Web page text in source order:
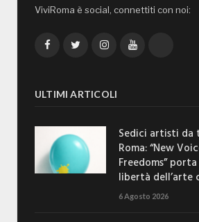
ViviRoma è social, connettiti con noi:
FacebookTwitterInstagramYouTube
ULTIMI ARTICOLI
Sedici artisti
Roma: “New
Freedoms”
libertà dell’arte
6 Agosto 2026